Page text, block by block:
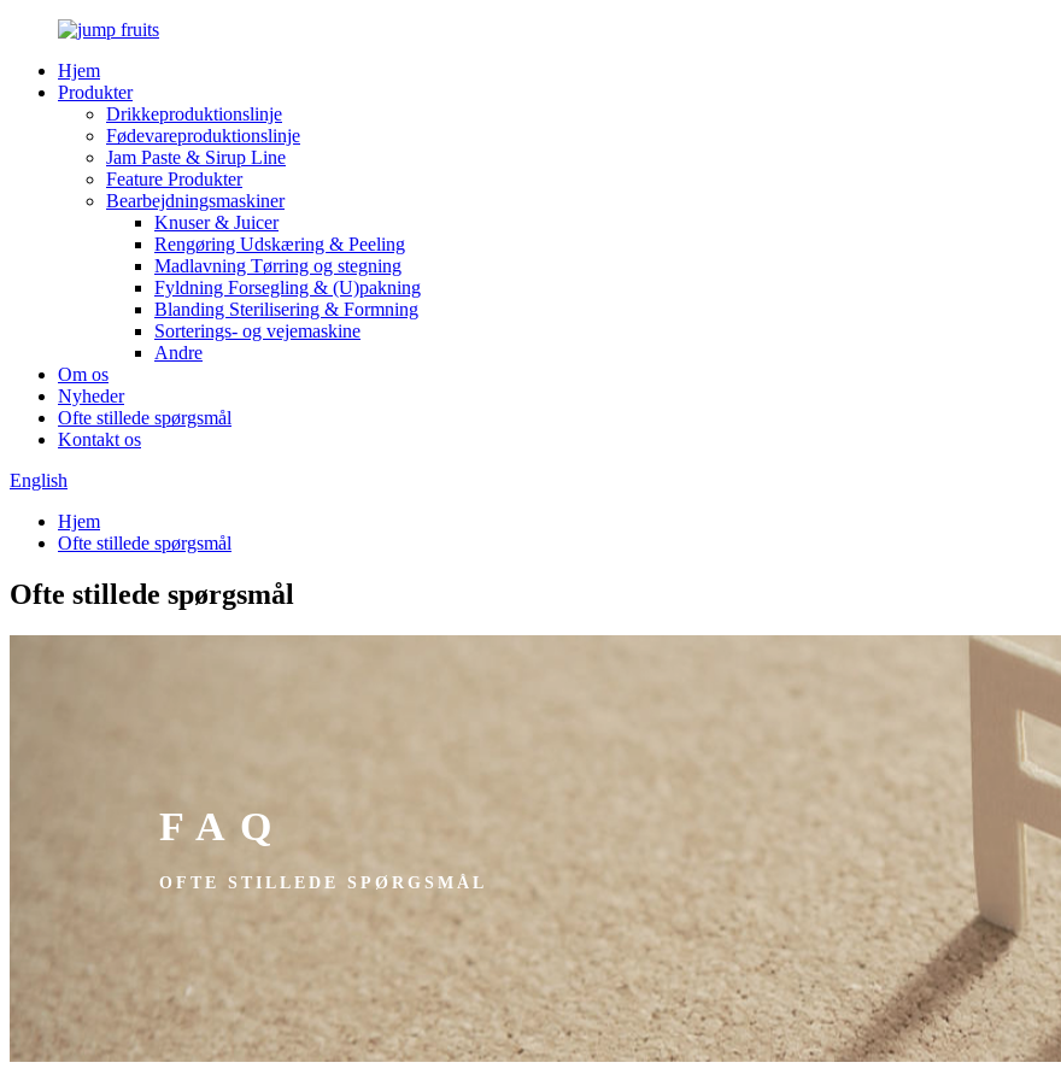
Hjem
Produkter
Drikkeproduktionslinje
Fødevareproduktionslinje
Jam Paste & Sirup Line
Feature Produkter
Bearbejdningsmaskiner
Knuser & Juicer
Rengøring Udskæring & Peeling
Madlavning Tørring og stegning
Fyldning Forsegling & (U)pakning
Blanding Sterilisering & Formning
Sorterings- og vejemaskine
Andre
Om os
Nyheder
Ofte stillede spørgsmål
Kontakt os
English
Hjem
Ofte stillede spørgsmål
Ofte stillede spørgsmål
FAQ
OFTE STILLEDE SPØRGSMÅL